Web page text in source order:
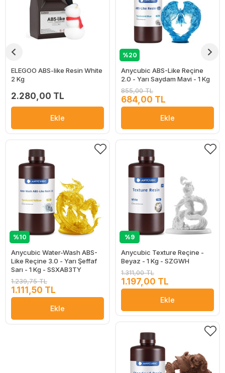
ELEGOO ABS-like Resin White
2 Kg
2.280,00 TL
Ekle
%20
Anycubic ABS-Like Reçine
2.0 - Yarı Saydam Mavi - 1 Kg
855,00 TL
684,00 TL
Ekle
%10
Anycubic Water-Wash ABS-
Like Reçine 3.0 - Yarı Şeffaf
Sarı - 1 Kg - SSXAB3TY
1.239,75 TL
1.111,50 TL
Ekle
%9
Anycubic Texture Reçine -
Beyaz - 1 Kg - SZGWH
1.311,00 TL
1.197,00 TL
Ekle